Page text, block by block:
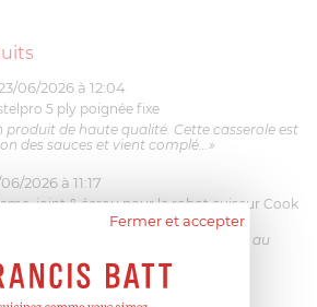
06/2026 à 12:04
5 ply poignée fixe
produit de haute qualité. Cette casserole est
des sauces et vient complé...»
2026 à 11:17
joint & écrou pour le robot cuiseur Cook
Magimix. L'écrou est un peu dur au
a été très rapide. ...»
à 09:43
Fermer et accepter